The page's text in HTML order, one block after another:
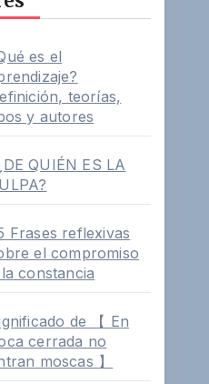
es el
teorías,
y autores
QUIÉN ES LA
Frases reflexivas
el compromiso
constancia
de 【 En
cerrada no
moscas 】